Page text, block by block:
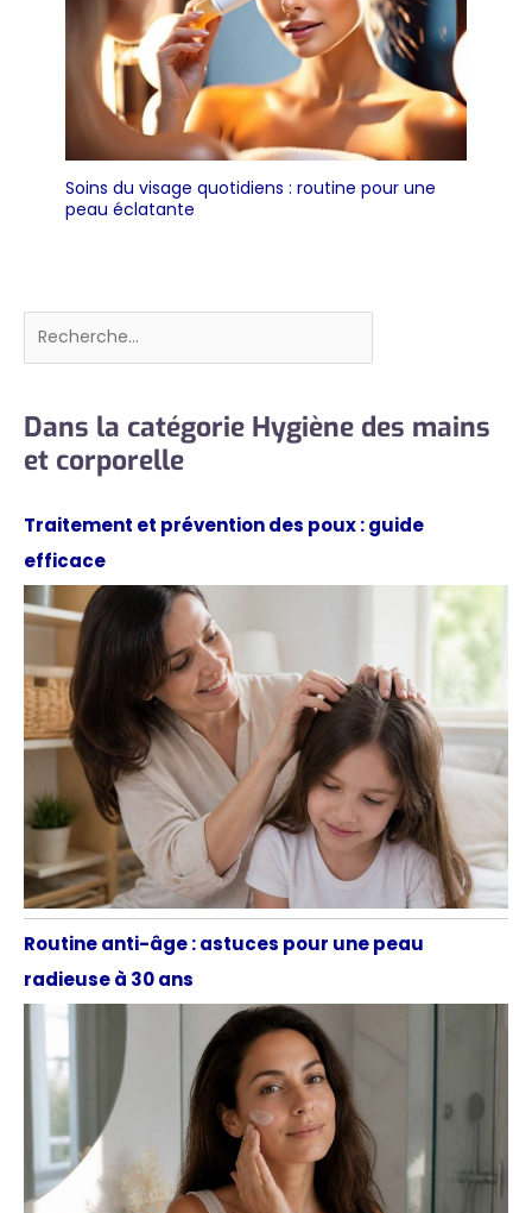
Soins du visage quotidiens : routine pour une
peau éclatante
Rechercher
Dans la catégorie Hygiène des mains
et corporelle
Traitement et prévention des poux : guide
efficace
Routine anti-âge : astuces pour une peau
radieuse à 30 ans